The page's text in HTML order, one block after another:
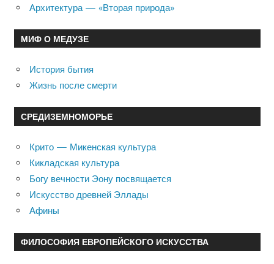
Архитектура — «Вторая природа»
МИФ О МЕДУЗЕ
История бытия
Жизнь после смерти
СРЕДИЗЕМНОМОРЬЕ
Крито — Микенская культура
Кикладская культура
Богу вечности Эону посвящается
Искусство древней Эллады
Афины
ФИЛОСОФИЯ ЕВРОПЕЙСКОГО ИСКУССТВА